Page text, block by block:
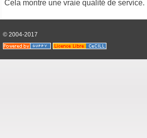
Cela montre une vraie qualité de service.
© 2004-2017